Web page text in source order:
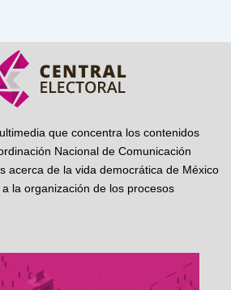
que concentra los contenidos
Nacional de Comunicación
acerca de la vida democrática de México
la organización de los procesos